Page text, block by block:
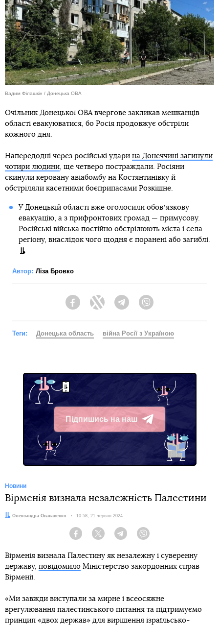
Вадим Філашкін / Донецька ОВА
Очільник Донецької ОВА вчергове закликав мешканців
області евакуюватися, бо Росія продовжує обстріли
кожного дня.
Напередодні через російські удари на Донеччині загинули
чотири людини, ще четверо постраждали. Росіяни
скинули керовану авіабомбу на Костянтинівку й
обстріляли касетними боєприпасами Розкішне.
У Донецькій області вже оголосили обовʼязкову
евакуацію, а з прифронтових громад — примусову.
Російські війська постійно обстрілюють міста і села
регіону, внаслідок чого щодня є поранені або загиблі.
Автор: Ліза Бровко
FacebookTwitter Telegram
Теги: Донецька область війна Росії з Україною
Підпишись на наш
Telegram
Новини
Вірменія визнала незалежність Палестини
Автор:
Олександра Опанасенко Дата:
10:58, 21 червня 2024
Facebook Twitter Telegram
Вірменія визнала Палестину як незалежну і суверенну
державу, повідомило Міністерство закордонних справ
Вірменії.
«Ми завжди виступали за мирне і всеосяжне
врегулювання палестинського питання та підтримуємо
принцип «двох держав» для вирішення ізраїльсько-